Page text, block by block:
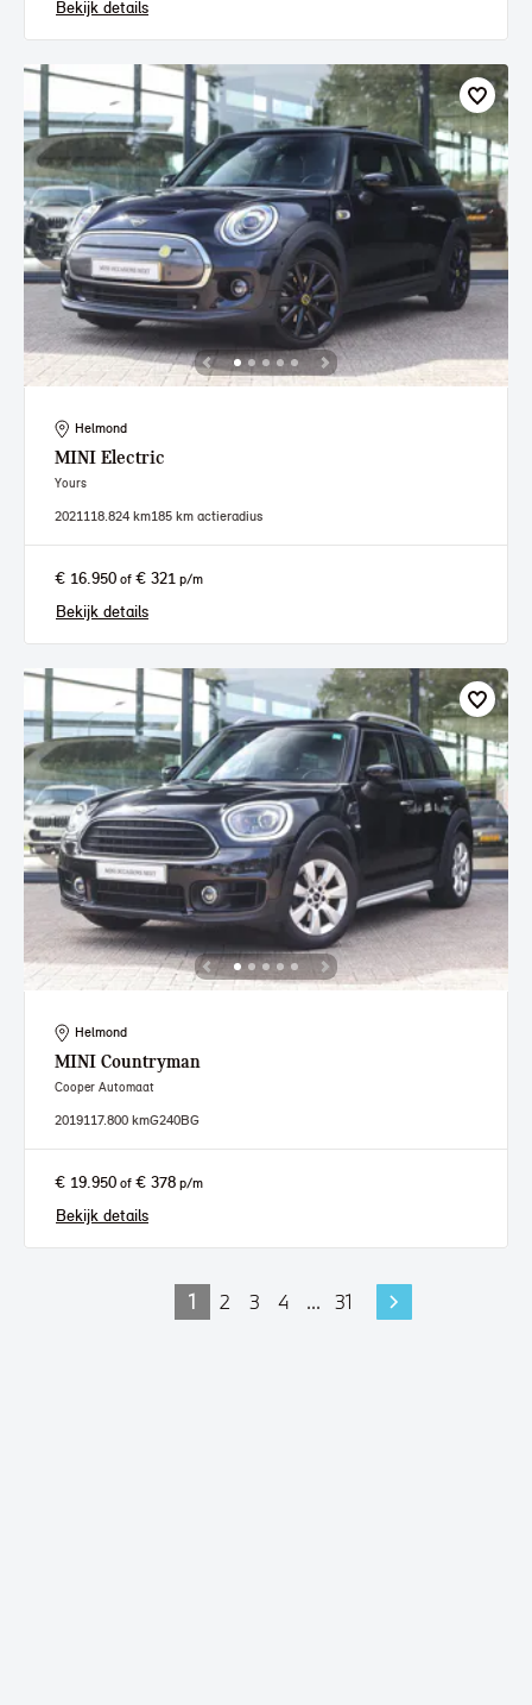
Bekijk details
Helmond
MINI Electric
Yours
2021118.824 km185 km actieradius
€ 16.950 of € 321 p/m
Bekijk details
Helmond
MINI Countryman
Cooper Automaat
2019117.800 kmG240BG
€ 19.950 of € 378 p/m
Bekijk details
1 2 3 4 ... 31